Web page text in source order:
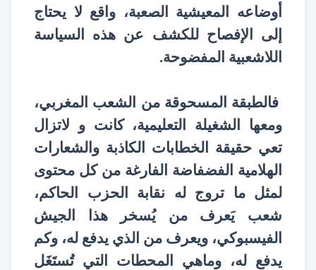
أوضاعه المعيشية الصعبة، واقع لا يحتاج
إلى الإفصاح للكشف عن هذه السياسة
اللاشعبية المفضوحة.
فالطبقة المسحوقة من الشعب المغربي،
ومعها الشغيلة التعليمية، كانت و لاتزال
تعي حقيقة الخطابات الكاذبة والشعارات
الهلامية الفضفاضة الفارغة من كل محتوى
لمثل ما تروج له نقابة الحزب الحاكم،
شعب يَعرف من يُسخر هذا الجيش
الفيسبوكي، ويعرف من الذي يدفع له، وكم
يدفع له، وماهي المحطات التي تُستَغَل